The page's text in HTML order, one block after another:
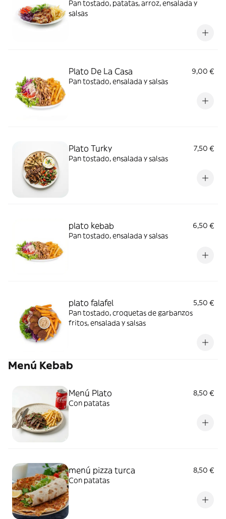
Pan tostado, patatas, arroz, ensalada y
salsas
Plato De La Casa
9,00 €
Pan tostado, ensalada y salsas
Plato Turky
7,50 €
Pan tostado, ensalada y salsas
plato kebab
6,50 €
Pan tostado, ensalada y salsas
plato falafel
5,50 €
Pan tostado, croquetas de garbanzos
fritos, ensalada y salsas
Menú Kebab
Menú Plato
8,50 €
Con patatas
menú pizza turca
8,50 €
Con patatas